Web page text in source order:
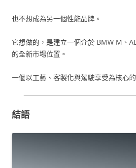
也不想成為另一個性能品牌。
它想做的，是建立一個介於 BMW M、
的全新市場位置。
一個以工藝、客製化與駕駛享受為核心
結語